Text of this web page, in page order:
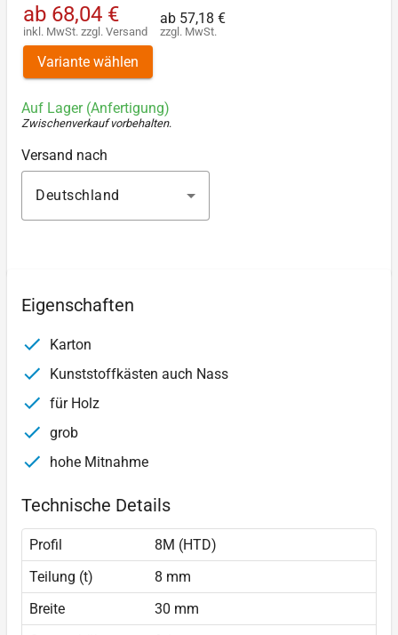
ab 68,04 €
inkl. MwSt. zzgl. Versand
ab 57,18 €
zzgl. MwSt.
Variante wählen
Auf Lager (Anfertigung)
Zwischenverkauf vorbehalten.
Versand nach
Deutschland
Eigenschaften
Karton
Kunststoffkästen auch Nass
für Holz
grob
hohe Mitnahme
Technische Details
Profil
8M (HTD)
Teilung (t)
8 mm
Breite
30 mm